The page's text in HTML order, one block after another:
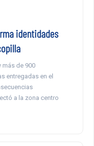
identidades
más de 900
entregadas en el
a la zona centro